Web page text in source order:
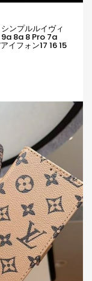
ンプルルイヴィ
9a 8a 8 Pro 7a
イフォン17 16 15
Google Pixel 6 7
Xperia/Google